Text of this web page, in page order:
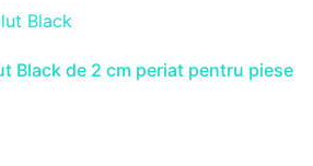
Black de 2 cm periat pentru piese